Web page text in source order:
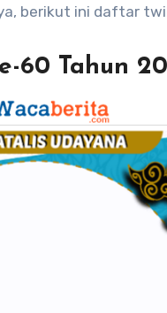
berikut ini daftar
60 Tahun